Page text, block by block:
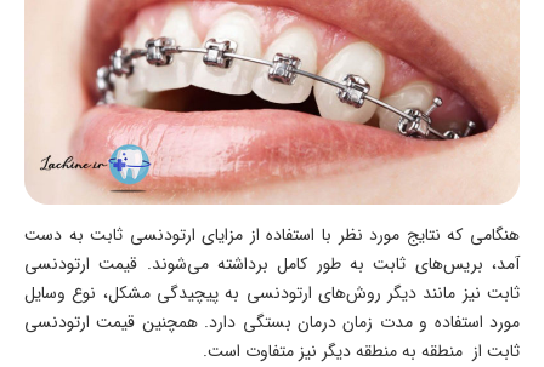
هنگامی که نتایج مورد نظر با استفاده از مزايای ارتودنسی ثابت به دست
آمد، بریس‌های ثابت به طور کامل برداشته می‌شوند. قیمت ارتودنسی
ثابت نیز مانند دیگر روش‌های ارتودنسی به پیچیدگی مشکل، نوع وسایل
مورد استفاده و مدت زمان درمان بستگی دارد. همچنین قیمت ارتودنسی
ثابت از منطقه به منطقه دیگر نیز متفاوت است.